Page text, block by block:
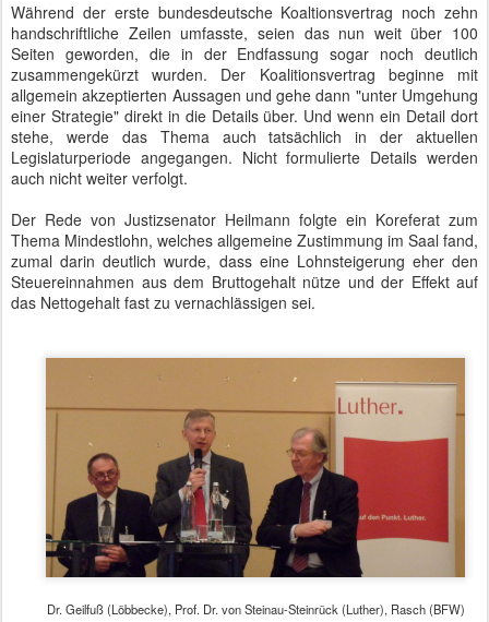
Während der erste bundesdeutsche Koaltionsvertrag noch zehn
handschriftliche Zeilen umfasste, seien das nun weit über 100
Seiten geworden, die in der Endfassung sogar noch deutlich
zusammengekürzt wurden. Der Koalitionsvertrag beginne mit
allgemein akzeptierten Aussagen und gehe dann "unter Umgehung
einer Strategie" direkt in die Details über. Und wenn ein Detail dort
stehe, werde das Thema auch tatsächlich in der aktuellen
Legislaturperiode angegangen. Nicht formulierte Details werden
auch nicht weiter verfolgt.
Der Rede von Justizsenator Heilmann folgte ein Koreferat zum
Thema Mindestlohn, welches allgemeine Zustimmung im Saal fand,
zumal darin deutlich wurde, dass eine Lohnsteigerung eher den
Steuereinnahmen aus dem Bruttogehalt nütze und der Effekt auf
das Nettogehalt fast zu vernachlässigen sei.
Dr. Geilfuß (Löbbecke), Prof. Dr. von Steinau-Steinrück (Luther), Rasch (BFW)